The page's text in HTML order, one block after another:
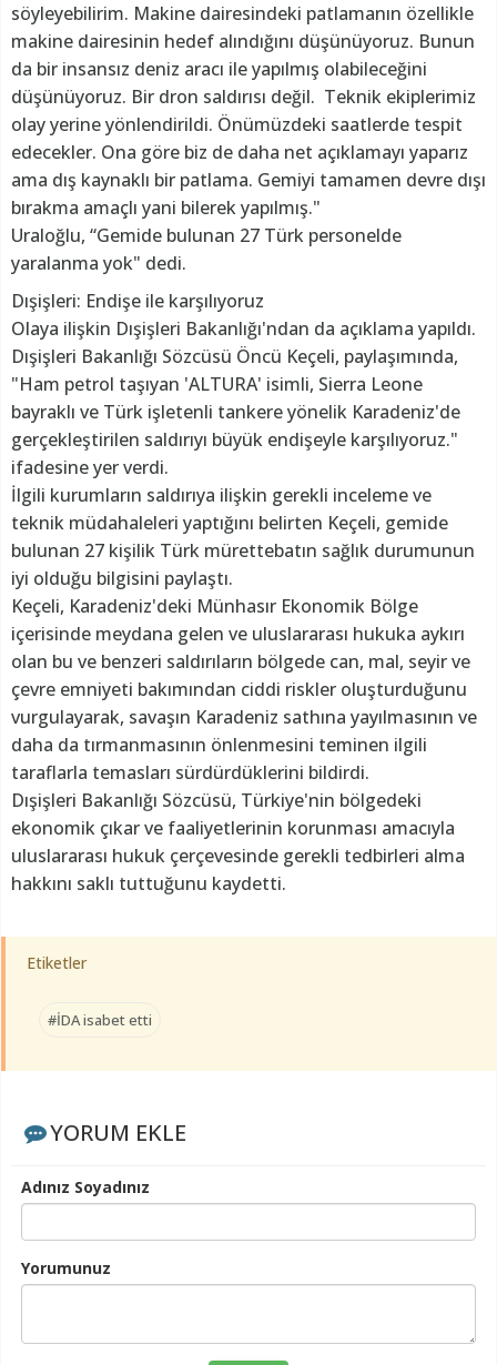
söyleyebilirim. Makine dairesindeki patlamanın özellikle
makine dairesinin hedef alındığını düşünüyoruz. Bunun
da bir insansız deniz aracı ile yapılmış olabileceğini
düşünüyoruz. Bir dron saldırısı değil. Teknik ekiplerimiz
olay yerine yönlendirildi. Önümüzdeki saatlerde tespit
edecekler. Ona göre biz de daha net açıklamayı yaparız
ama dış kaynaklı bir patlama. Gemiyi tamamen devre dışı
bırakma amaçlı yani bilerek yapılmış."
Uraloğlu, “Gemide bulunan 27 Türk personelde
yaralanma yok" dedi.
Dışişleri: Endişe ile karşılıyoruz
Olaya ilişkin Dışişleri Bakanlığı'ndan da açıklama yapıldı.
Dışişleri Bakanlığı Sözcüsü Öncü Keçeli, paylaşımında,
"Ham petrol taşıyan 'ALTURA' isimli, Sierra Leone
bayraklı ve Türk işletenli tankere yönelik Karadeniz'de
gerçekleştirilen saldırıyı büyük endişeyle karşılıyoruz."
ifadesine yer verdi.
İlgili kurumların saldırıya ilişkin gerekli inceleme ve
teknik müdahaleleri yaptığını belirten Keçeli, gemide
bulunan 27 kişilik Türk mürettebatın sağlık durumunun
iyi olduğu bilgisini paylaştı.
Keçeli, Karadeniz'deki Münhasır Ekonomik Bölge
içerisinde meydana gelen ve uluslararası hukuka aykırı
olan bu ve benzeri saldırıların bölgede can, mal, seyir ve
çevre emniyeti bakımından ciddi riskler oluşturduğunu
vurgulayarak, savaşın Karadeniz sathına yayılmasının ve
daha da tırmanmasının önlenmesini teminen ilgili
taraflarla temasları sürdürdüklerini bildirdi.
Dışişleri Bakanlığı Sözcüsü, Türkiye'nin bölgedeki
ekonomik çıkar ve faaliyetlerinin korunması amacıyla
uluslararası hukuk çerçevesinde gerekli tedbirleri alma
hakkını saklı tuttuğunu kaydetti.
Etiketler
#İDA isabet etti
YORUM EKLE
Adınız Soyadınız
Yorumunuz